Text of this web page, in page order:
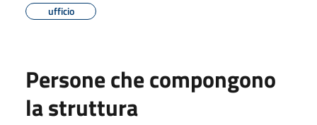
ufficio
Persone che compongono
la struttura